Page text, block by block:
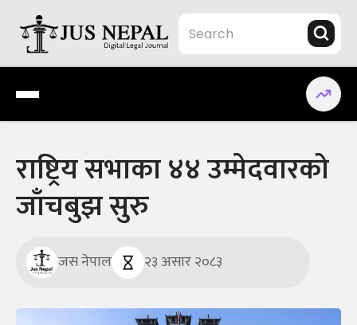
content
Jus Nepal | www.jusnepal.com
Digital Legal Journal
राष्ट्रिय सभाका ४४ उम्मेदवारको
जाँचबुझ सुरु
जस नेपाल २३ असार २०८३